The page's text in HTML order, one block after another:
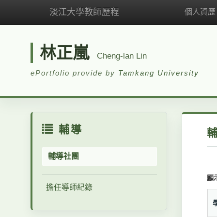
淡江大學教師歷程 個人資歷
林正嵐 Cheng-lan Lin
ePortfolio provide by Tamkang University
輔導
輔導社團
擔任導師紀錄
顯